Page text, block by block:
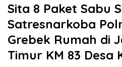
Sita 8 Paket Sabu
Satresnarkoba
Grebek Rumah di
Timur KM 83 Desa